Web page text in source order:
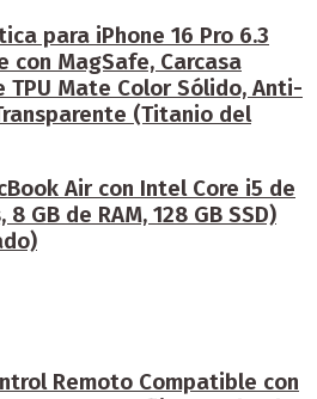
para iPhone 16 Pro 6.3
con MagSafe, Carcasa
TPU Mate Color Sólido, Anti-
(Titanio del
Air con Intel Core i5 de
GB de RAM, 128 GB SSD)
Remoto Compatible con